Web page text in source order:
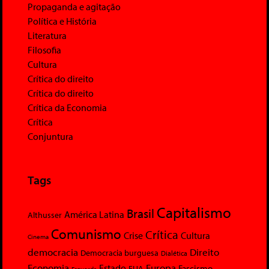
Propaganda e agitação
Política e História
Literatura
Filosofia
Cultura
Crítica do direito
Crítica do direito
Crítica da Economia
Crítica
Conjuntura
Tags
Althusser América Latina Brasil Capitalismo
Cinema Comunismo Crise Crítica Cultura
democracia Democracia burguesa Dialética Direito